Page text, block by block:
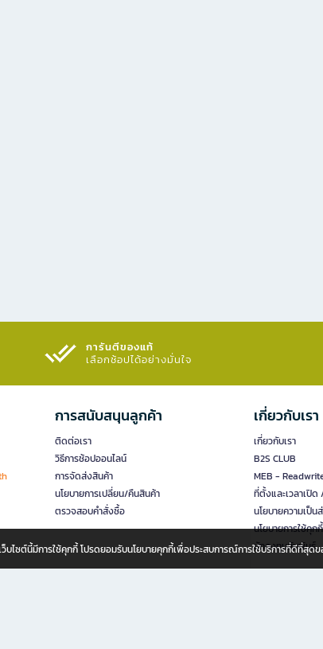
การันตีของแท้
เลือกช้อปได้อย่างมั่นใจ​
การสนับสนุนลูกค้า
ติดต่อเรา
วิธีการช้อปออนไลน์
การจัดส่งสินค้า
นโยบายการเปลี่ยน/คืนสินค้า
ตรวจสอบคำสั่งซื้อ
เกี่ยวกับเรา
เกี่ยวกับเรา
B2S CLUB
MEB -
ที่ตั้งและเวลาเปิด
นโยบายความเป็น
นโยบายการใช้คุกกี้
นักลงทุนสัมพันธ์
ว็บไซต์นี้มีการใช้คุกกี้ โปรดยอมรับนโยบายคุกกี้เพื่อประสบการณ์การใช้บริการที่ดีที่สุ